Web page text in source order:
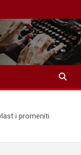
i promeniti